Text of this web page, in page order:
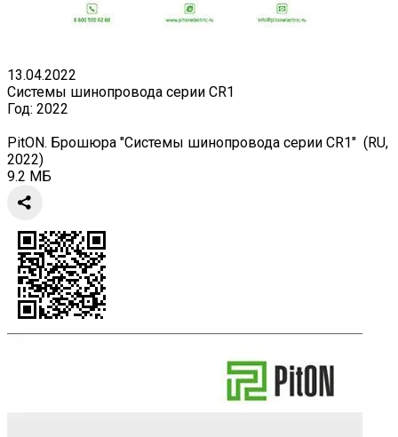
13.04.2022
Системы шинопровода серии CR1
Год: 2022
PitON. Брошюра "Системы шинопровода серии CR1" (RU,
2022)
9.2 МБ